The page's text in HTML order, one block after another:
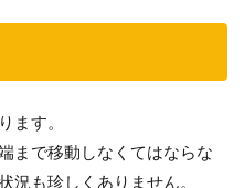
ます。
まで移動しなくてはならな
況も珍しくありません。